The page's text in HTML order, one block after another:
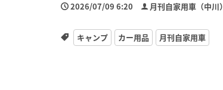
2026/07/09 6:20 月刊自家用車（中川）
キャンプ カー用品 月刊自家用車